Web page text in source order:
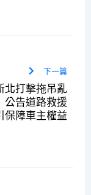
下一篇
北打擊拖吊亂
告道路救援
保障車主權益